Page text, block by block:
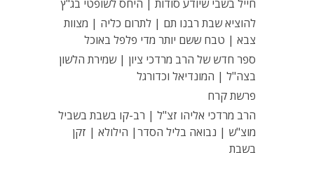
חייל בשבי שיודע סודות | היחס לשופטי בג"ץ
להוציא שבת רבנו תם | לתרום כליה | מצוות
צבא | טבח ששם יותר מדי פלפל באוכל
ספר חדש של הרב מרדכי ציון | שמירת הלשון
בצה"ל | המונדיאל וכדורגל
פרשת קרח
הרב מרדכי אליהו זצ"ל | רב-קו בשבת בשביל
מוצ"ש | נבואה בליל הסדר| הילולא | זקן
בשבת